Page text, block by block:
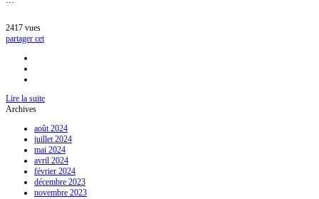
2417 vues
partager cet
Lire la suite
Archives
août 2024
juillet 2024
mai 2024
avril 2024
février 2024
décembre 2023
novembre 2023